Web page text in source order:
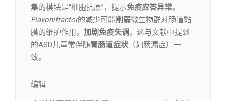
集的模块是“细胞抗原”，提示免疫应答异常。
Flavonifractor的减少可能削弱微生物群对肠道黏
膜的维护作用， 加剧免疫失调 ，这与文献中提到
的ASD儿童常伴随胃肠道症状 （如肠漏症）一
致。
编辑​